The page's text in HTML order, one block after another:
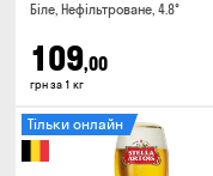
Біле, Нефільтроване, 4.8°
109,00
грн за 1 кг
Тільки онлайн